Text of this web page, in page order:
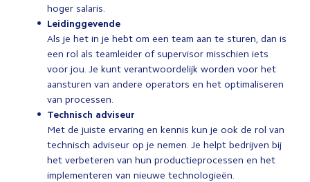
hoger salaris.
Leidinggevende
Als je het in je hebt om een team aan te sturen, dan is
een rol als teamleider of supervisor misschien iets
voor jou. Je kunt verantwoordelijk worden voor het
aansturen van andere operators en het optimaliseren
van processen.
Technisch adviseur
Met de juiste ervaring en kennis kun je ook de rol van
technisch adviseur op je nemen. Je helpt bedrijven bij
het verbeteren van hun productieprocessen en het
implementeren van nieuwe technologieën.